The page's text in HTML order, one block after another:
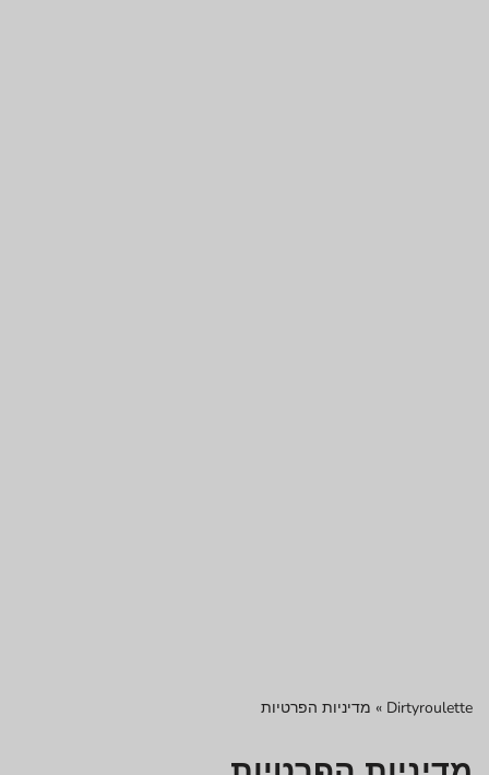
Dirtyroulette
» מדיניות הפרטיות